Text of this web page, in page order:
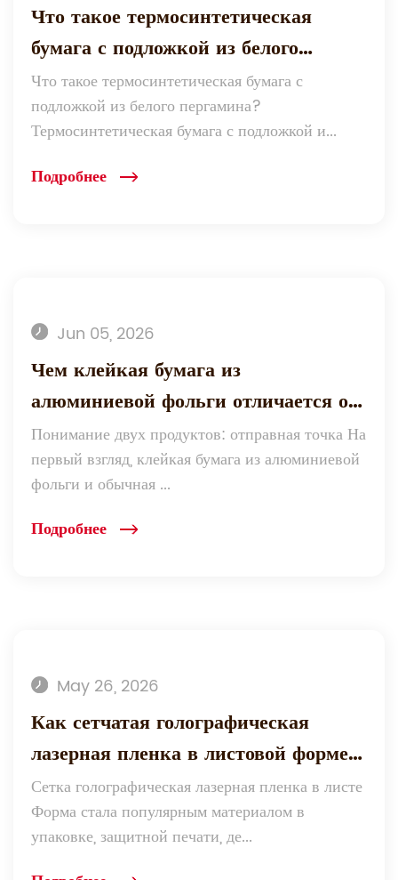
Что такое термосинтетическая
бумага с подложкой из белого
пергамина и когда ее следует
использовать?
Что такое термосинтетическая бумага с
подложкой из белого пергамина?
Термосинтетическая бумага с подложкой и...
Подробнее
Jun 05, 2026
Чем клейкая бумага из
алюминиевой фольги отличается от
обычной клейкой фольги и какую
выбрать?
Понимание двух продуктов: отправная точка На
первый взгляд, клейкая бумага из алюминиевой
фольги и обычная ...
Подробнее
May 26, 2026
Как сетчатая голографическая
лазерная пленка в листовой форме
устойчива к воздействию
окружающей среды, воды и света?
Сетка голографическая лазерная пленка в листе
Форма стала популярным материалом в
упаковке, защитной печати, де...